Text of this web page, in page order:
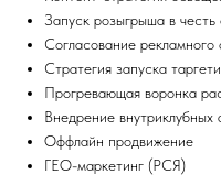
Запуск розыгрыша в честь
Согласование
Стратегия запуска
Прогревающая воронка
Внедрение внутриклубных
Оффлайн продвижение
ГЕО-маркетинг (РСЯ)